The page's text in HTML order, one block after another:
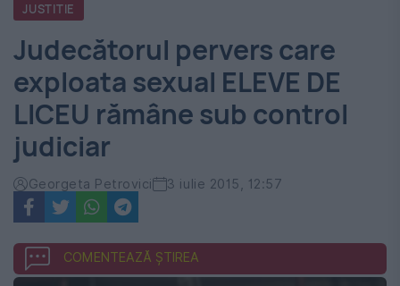
România
-
Evenimentul
Zilei
JUSTITIE
Judecătorul pervers care
exploata sexual ELEVE DE
LICEU rămâne sub control
judiciar
Georgeta Petrovici 3 iulie 2015, 12:57
COMENTEAZĂ ȘTIREA